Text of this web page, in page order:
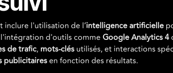
inclure l'utilisation de l’intelligence artificielle
d'outils comme Google Analytics 4
de trafic, mots-clés utilisés, et interactions
publicitairesen fonction des résultats.